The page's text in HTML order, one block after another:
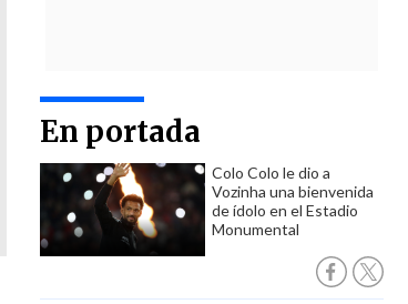
En portada
Colo Colo le dio a
Vozinha una bienvenida
de ídolo en el Estadio
Monumental